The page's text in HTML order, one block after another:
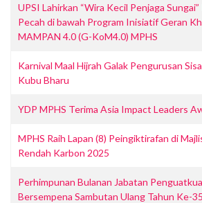
UPSI Lahirkan “Wira Kecil Penjaga
Pecah di bawah Program Inisiatif Geran
MAMPAN 4.0 (G-KoM4.0) MPHS
Karnival Maal Hijrah Galak Pengurusan
Kubu Bharu
YDP MPHS Terima Asia Impact Leaders
MPHS Raih Lapan (8) Peingiktirafan di
Rendah Karbon 2025
Perhimpunan Bulanan Jabatan
Bersempena Sambutan Ulang Tahun Ke-